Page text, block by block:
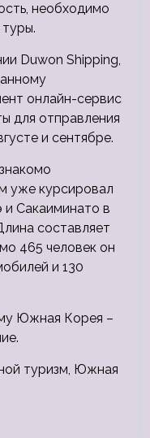
необходимо
Duwon Shipping,
онлайн-сервис
для отправления
и сентябре.
уже курсировал
Сакаиминато в
составляет
465 человек он
и 130
Южная Корея –
туризм, Южная